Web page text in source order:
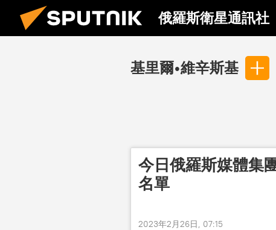
俄羅斯衛星通訊社
基里爾•維辛斯基
今日俄羅斯媒體集
名單
2023年2月26日, 07:15